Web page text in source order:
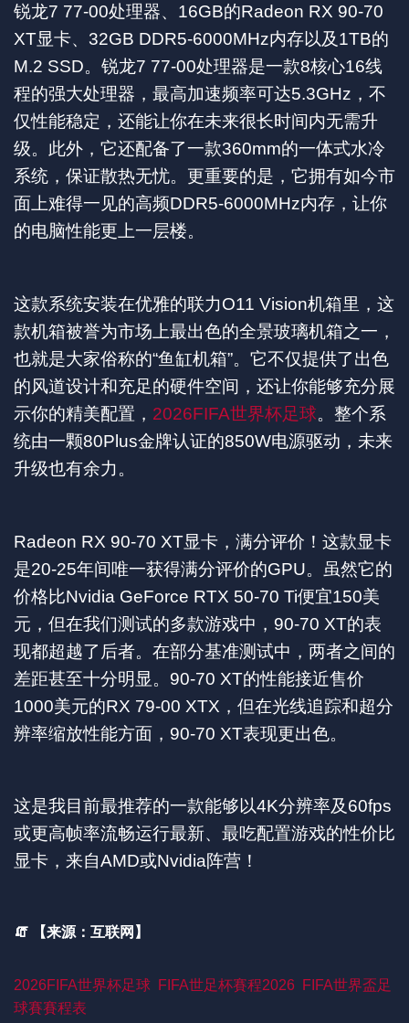
锐龙7 77-00处理器、16GB的Radeon RX 90-70
XT显卡、32GB DDR5-6000MHz内存以及1TB的
M.2 SSD。锐龙7 77-00处理器是一款8核心16线
程的强大处理器，最高加速频率可达5.3GHz，不
仅性能稳定，还能让你在未来很长时间内无需升
级。此外，它还配备了一款360mm的一体式水冷
系统，保证散热无忧。更重要的是，它拥有如今市
面上难得一见的高频DDR5-6000MHz内存，让你
的电脑性能更上一层楼。
这款系统安装在优雅的联力O11 Vision机箱里，这
款机箱被誉为市场上最出色的全景玻璃机箱之一，
也就是大家俗称的“鱼缸机箱”。它不仅提供了出色
的风道设计和充足的硬件空间，还让你能够充分展
示你的精美配置， 2026FIFA世界杯足球。整个系
统由一颗80Plus金牌认证的850W电源驱动，未来
升级也有余力。
Radeon RX 90-70 XT显卡，满分评价！这款显卡
是20-25年间唯一获得满分评价的GPU。虽然它的
价格比Nvidia GeForce RTX 50-70 Ti便宜150美
元，但在我们测试的多款游戏中，90-70 XT的表
现都超越了后者。在部分基准测试中，两者之间的
差距甚至十分明显。90-70 XT的性能接近售价
1000美元的RX 79-00 XTX，但在光线追踪和超分
辨率缩放性能方面，90-70 XT表现更出色。
这是我目前最推荐的一款能够以4K分辨率及60fps
或更高帧率流畅运行最新、最吃配置游戏的性价比
显卡，来自AMD或Nvidia阵营！
🧯 【来源：互联网】
2026FIFA世界杯足球 FIFA世足杯賽程2026
FIFA世界盃足
球賽賽程表